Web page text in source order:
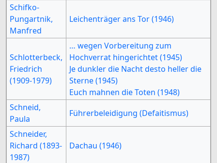
Schifko-
Pungartnik,
Manfred
Leichenträger ans Tor (1946)
Schlotterbeck,
Friedrich
(1909-1979)
… wegen Vorbereitung zum
Hochverrat hingerichtet (1945)
Je dunkler die Nacht desto heller die
Sterne (1945)
Euch mahnen die Toten (1948)
Schneid,
Paula
Führerbeleidigung (Defaitismus)
Schneider,
Richard (1893-
1987)
Dachau (1946)